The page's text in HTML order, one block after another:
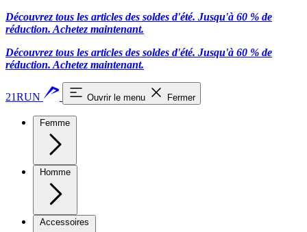
Découvrez tous les articles des soldes d'été. Jusqu'à 60 % de
réduction. Achetez maintenant.
Découvrez tous les articles des soldes d'été. Jusqu'à 60 % de
réduction. Achetez maintenant.
21RUN Ouvrir le menu Fermer
Femme
Homme
Accessoires